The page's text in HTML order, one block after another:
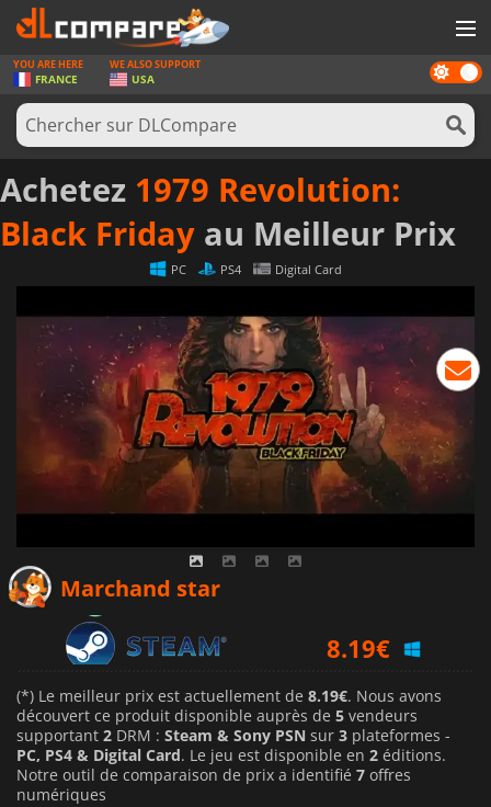
JEUX
CARTES PRÉPAYÉES
LOGICIELS
CONCOURS
MATÉRIEL
SE CONNECTER OU S'INSCRIRE
Dark
mode
YOU ARE HERE
FRANCE
WE ALSO SUPPORT
USA
Achetez 1979 Revolution:
Black Friday au Meilleur Prix
PC PS4 Digital Card
Marchand star
8.19€
11.99€
(*) Le meilleur prix est actuellement de 8.19€. Nous avons
découvert ce produit disponible auprès de 5 vendeurs
supportant 2 DRM : Steam & Sony PSN sur 3 plateformes -
PC, PS4 & Digital Card. Le jeu est disponible en 2 éditions.
Notre outil de comparaison de prix a identifié 7 offres
numériques